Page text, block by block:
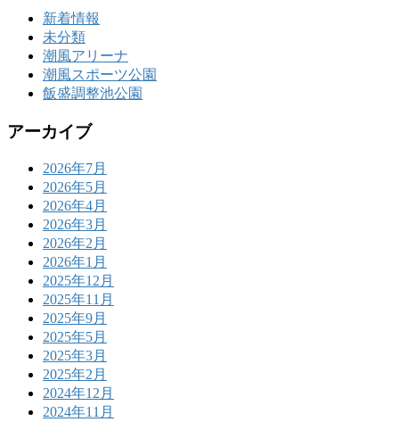
新着情報
未分類
潮風アリーナ
潮風スポーツ公園
飯盛調整池公園
アーカイブ
2026年7月
2026年5月
2026年4月
2026年3月
2026年2月
2026年1月
2025年12月
2025年11月
2025年9月
2025年5月
2025年3月
2025年2月
2024年12月
2024年11月